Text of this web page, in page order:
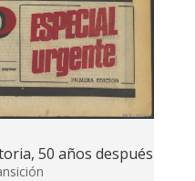
50 años después